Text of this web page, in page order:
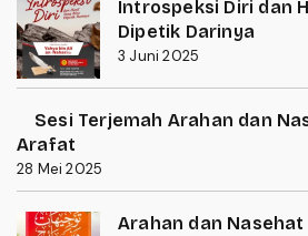
Introspeksi Diri dan
Dipetik Darinya
3 Juni 2025
Sesi Terjemah Arahan dan
Arafat
28 Mei 2025
Arahan dan Nasehat